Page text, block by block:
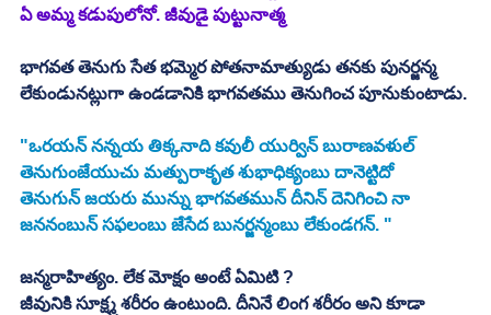
ఏ అమ్మ కడుపులోనో. జీవుడై పుట్టునాత్మ
భాగవత తెనుగు సేత భమ్మెర పోతనామాత్యుడు తనకు పునర్జన్మ
లేకుండునట్లుగా ఉండడానికి భాగవతము తెనుగించ పూనుకుంటాడు.
"ఒరయన్ నన్నయ తిక్కనాది కవులీ యుర్విన్ బురాణవళుల్
తెనుగుంజేయుచు మత్పురాకృత శుభాధిక్యంబు దానెట్టిదో
తెనుగున్ జయరు మున్ను భాగవతమున్ దీనిన్ దెనిగించి నా
జననంబున్ సఫలంబు జేసేద బునర్జన్మంబు లేకుండగన్. "
జన్మరాహిత్యం. లేక మోక్షం అంటే ఏమిటి ?
జీవునికి సూక్ష్మ శరీరం ఉంటుంది. దీనినే లింగ శరీరం అని కూడా